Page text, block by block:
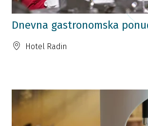
Dnevna gastronomska
Hotel Radin